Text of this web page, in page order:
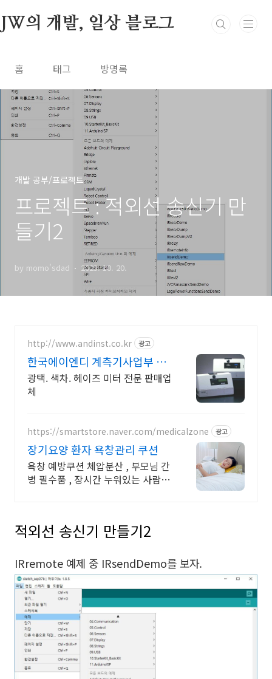
JW의 개발, 일상 블로그
홈 태그 방명록
개발 공부/프로젝트
프로젝트 : 적외선 송신기 만
들기2
by momo'sdad 2023. 10. 20.
http://www.andinst.co.kr 광고
한국에이엔디 계측기사업부 만
족도를 충족시킬수있는 제품
광택. 색차. 헤이즈 미터 전문 판매업
체
https://smartstore.naver.com/medicalzone 광고
장기요양 환자 욕창관리 쿠션
욕창 예방쿠션 체압분산 , 부모님 간
병 필수품 , 장시간 누워있는 사람
적외선 송신기 만들기2
IRremote 예제 중 IRsendDemo를 보자.